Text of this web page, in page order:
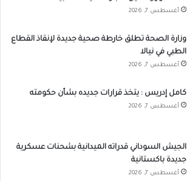
أغسطس 7, 2026
وزارة الصحة تطلق خارطة صحية جديدة لإنقاذ القطاع
الطبي في نيالا
أغسطس 7, 2026
كامل إدريس : يتخذ قرارات جديده بشأن حكومته
أغسطس 7, 2026
الجيش السوداني قدراته الميدانية بشحنات عسكرية
جديدة باكستانية
أغسطس 7, 2026